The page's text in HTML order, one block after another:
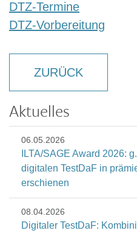
DTZ-Termine
DTZ-Vorbereitung
ZURÜCK
Aktuelles
06.05.2026
ILTA/SAGE Award 2026:
digitalen TestDaF in
erschienen
08.04.2026
Digitaler TestDaF: